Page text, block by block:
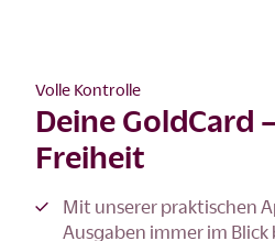
Volle Kontrolle
Deine GoldCard
Freiheit
Mit unserer praktischen
Ausgaben immer im Blick